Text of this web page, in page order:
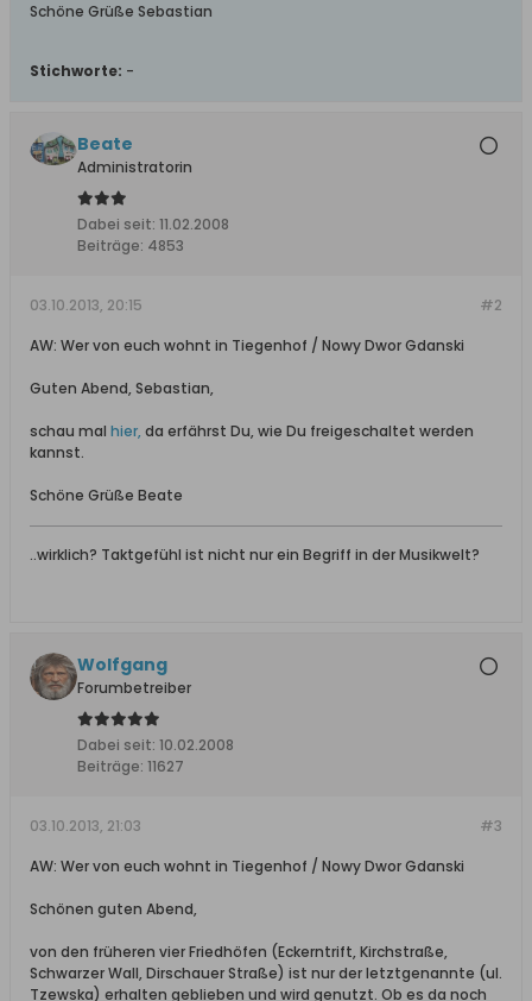
Schöne Grüße Sebastian
Stichworte: -
Beate
Administratorin
Dabei seit: 11.02.2008
Beiträge: 4853
#2
03.10.2013, 20:15
AW: Wer von euch wohnt in Tiegenhof / Nowy Dwor Gdanski
Guten Abend, Sebastian,
schau mal hier, da erfährst Du, wie Du freigeschaltet werden
kannst.
Schöne Grüße Beate
..wirklich? Taktgefühl ist nicht nur ein Begriff in der Musikwelt?
Wolfgang
Forumbetreiber
Dabei seit: 10.02.2008
Beiträge: 11627
#3
03.10.2013, 21:03
AW: Wer von euch wohnt in Tiegenhof / Nowy Dwor Gdanski
Schönen guten Abend,
von den früheren vier Friedhöfen (Eckerntrift, Kirchstraße,
Schwarzer Wall, Dirschauer Straße) ist nur der letztgenannte (ul.
Tzewska) erhalten geblieben und wird genutzt. Ob es da noch